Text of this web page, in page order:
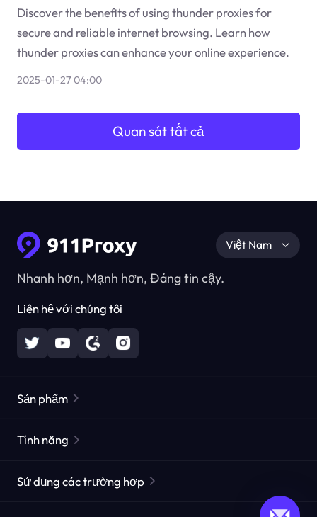
Discover the benefits of using thunder proxies for
secure and reliable internet browsing. Learn how
thunder proxies can enhance your online experience.
2025-01-27 04:00
Quan sát tất cả
Nhanh hơn, Mạnh hơn, Đáng tin cậy.
Liên hệ với chúng tôi
Việt Nam
Sản phẩm
Các proxy dân cư tĩnh
Tính năng
Sử dụng các trường hợp